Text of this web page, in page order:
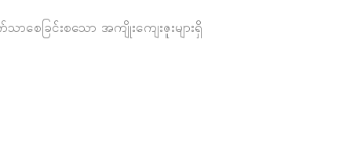
ခြင်းစသော အကျိုးကျေးဇူးများရှိ